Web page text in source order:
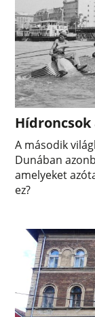
Hídroncsok
A második
Dunában
amelyeket
ez?